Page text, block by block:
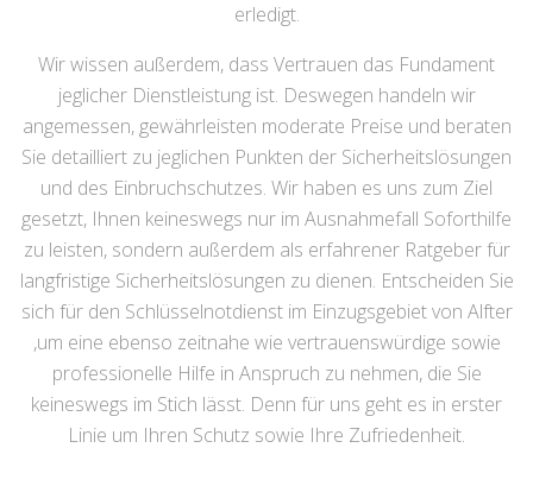
erledigt.
Wir wissen außerdem, dass Vertrauen das Fundament
jeglicher Dienstleistung ist. Deswegen handeln wir
angemessen, gewährleisten moderate Preise und beraten
Sie detailliert zu jeglichen Punkten der Sicherheitslösungen
und des Einbruchschutzes. Wir haben es uns zum Ziel
gesetzt, Ihnen keineswegs nur im Ausnahmefall Soforthilfe
zu leisten, sondern außerdem als erfahrener Ratgeber für
langfristige Sicherheitslösungen zu dienen. Entscheiden Sie
sich für den Schlüsselnotdienst im Einzugsgebiet von Alfter
,um eine ebenso zeitnahe wie vertrauenswürdige sowie
professionelle Hilfe in Anspruch zu nehmen, die Sie
keineswegs im Stich lässt. Denn für uns geht es in erster
Linie um Ihren Schutz sowie Ihre Zufriedenheit.